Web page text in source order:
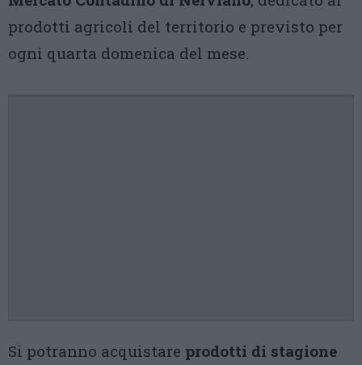
prodotti agricoli del territorio e previsto per
ogni quarta domenica del mese.
Si potranno acquistare prodotti di stagione